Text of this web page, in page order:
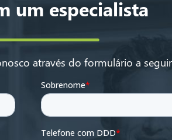
um especialista
através do formulário a